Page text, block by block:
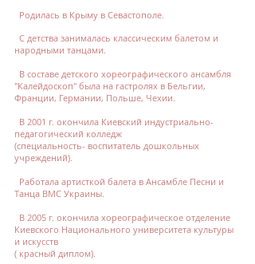
Родилась в Крыму в Севастополе.
С детства занималась классическим балетом и
народными танцами.
В составе детского хореографического ансамбля
"Калейдоскоп" была на гастролях в Бельгии,
Франции, Германии, Польше, Чехии.
В 2001 г. окончила Киевский индустриально-
педагогический колледж
(специальность- воспитатель дошкольных
учреждений).
Работала артисткой балета в Ансамбле Песни и
Танца ВМС Украины.
В 2005 г. окончила хореографическое отделение
Киевского Национального университетa культуры
и искусств
( красный диплом).